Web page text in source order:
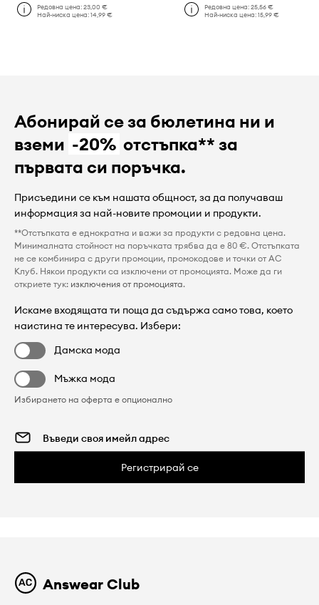
Редовна цена:23,00 €
Най-ниска цена:14,99 €
Редовна цена: 25,56 €
Най-ниска цена: 15,99 €
Абонирай се за бюлетина ни и
вземи -20% отстъпка** за
първата си поръчка.
Присъедини се към нашата общност, за да получаваш
информация за най-новите промоции и продукти.
**Отстъпката е еднократна и важи за продукти с редовна цена.
Минималната стойност на поръчката трябва да е 80 €. Отстъпката
не се комбинира с други промоции, промокодове и точки от AC
Клуб. Някои продукти са изключени от промоцията. Може да ги
откриете тук: изключения от промоцията.
Искаме входящата ти поща да съдържа само това, което
наистина те интересува. Избери:
Дамска мода
Мъжка мода
Избирането на оферта е опционално
Регистрирай се
Answear Club